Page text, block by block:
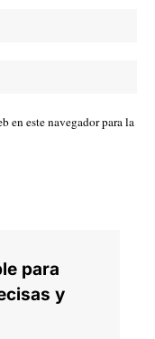
en este navegador para la
para
y